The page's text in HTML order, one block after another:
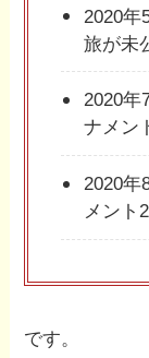
2020年
旅が未
2020年
ナメン
2020年
メント
です。